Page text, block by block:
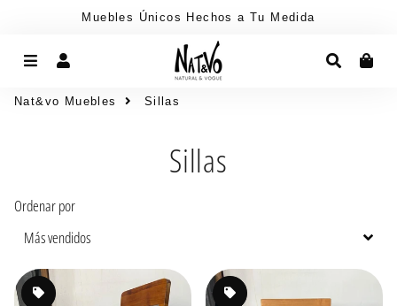
Muebles Únicos Hechos a Tu Medida
Menú Buscar
Nat&vo Muebles Sillas
Sillas
Ordenar por